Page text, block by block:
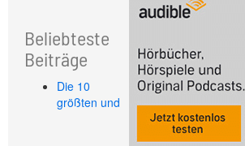
Beliebteste
Beiträge
Die 10
größten und